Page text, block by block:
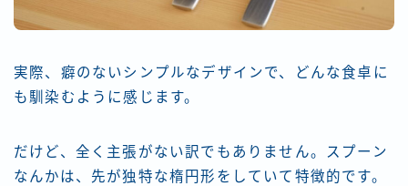
実際、癖のないシンプルなデザインで、どんな食卓に
も馴染むように感じます。
だけど、全く主張がない訳でもありません。スプーン
なんかは、先が独特な楕円形をしていて特徴的です。